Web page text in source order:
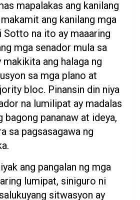
mapalakas ang kanilang
ang kanilang mga
Sotto na ito ay maaaring
mga senador mula sa
ang halaga ng
sa mga plano at
bloc. Pinansin din niya
na lumilipat ay madalas
bagong pananaw at ideya,
sa pagsasagawa ng
ang pangalan ng mga
lumipat, siniguro ni
sitwasyon ay